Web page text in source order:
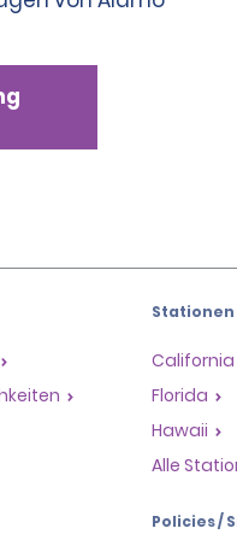
Stationen
California
Florida
Hawaii
Alle
Policies /